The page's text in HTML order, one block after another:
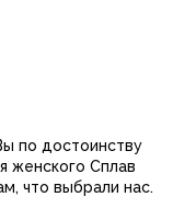
по достоинству
женского Сплав
что выбрали нас.